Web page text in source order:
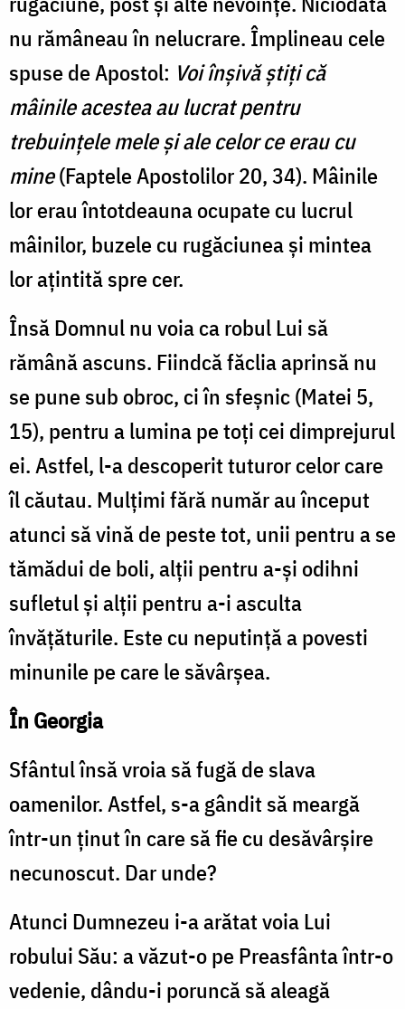
nu rămâneau în nelucrare. Împlineau cele
spuse de Apostol: Voi înșivă știți că
mâinile acestea au lucrat pentru
trebuințele mele și ale celor ce erau cu
mine(Faptele Apostolilor 20, 34). Mâinile
lor erau întotdeauna ocupate cu lucrul
mâinilor, buzele cu rugăciunea și mintea
lor ațintită spre cer.
Însă Domnul nu voia ca robul Lui să
rămână ascuns. Fiindcă făclia aprinsă nu
se pune sub obroc, ci în sfeșnic (Matei 5,
15), pentru a lumina pe toți cei dimprejurul
ei. Astfel, l-a descoperit tuturor celor care
îl căutau. Mulțimi fără număr au început
atunci să vină de peste tot, unii pentru a se
tămădui de boli, alții pentru a-și odihni
sufletul și alții pentru a-i asculta
învățăturile. Este cu neputință a povesti
minunile pe care le săvârșea.
În Georgia
Sfântul însă vroia să fugă de slava
oamenilor. Astfel, s-a gândit să meargă
într-un ținut în care să fie cu desăvârșire
necunoscut. Dar unde?
Atunci Dumnezeu i-a arătat voia Lui
robului Său: a văzut-o pe Preasfânta într-o
vedenie, dându-i poruncă să aleagă